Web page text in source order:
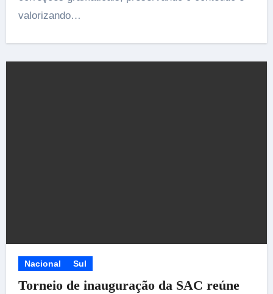
valorizando…
Nacional Sul
Torneio de inauguração da SAC reúne